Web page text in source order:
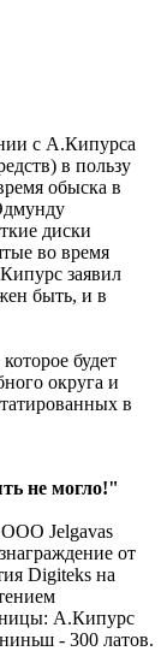
с А.Кипурса
в пользу
обыска в
диски
во время
заявил
быть, и в
будет
округа и
в
не могло!"
ООО Jelgavas
от
Digiteks на
А.Кипурс
- 300 латов.